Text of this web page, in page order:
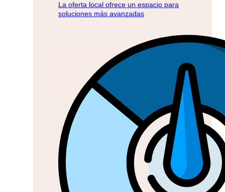
La oferta local ofrece un espacio para
soluciones más avanzadas